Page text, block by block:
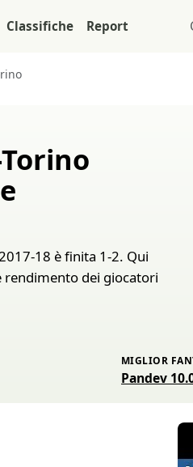
Classifiche Report
18 è finita 1-2. Qui
dei giocatori
MIGLIOR
Pandev